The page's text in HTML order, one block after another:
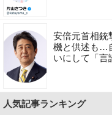
安倍元首相
機と供述も…
いにして「言
人気記事ランキング